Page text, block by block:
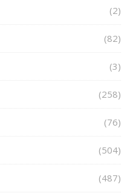
(2)
(82)
(3)
(258)
(76)
(504)
(487)